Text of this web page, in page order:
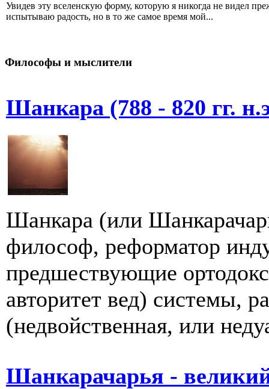
Увидев эту вселенскую форму, которую я никогда не видел
испытываю радость, но в то же самое время мой...
Философы и мыслители
Шанкара (788 - 820 гг.
Шанкара (или
философ, реформатор
предшествующие
авторитет вед) системы,
(недвойственная, или
Шанкарачарья -